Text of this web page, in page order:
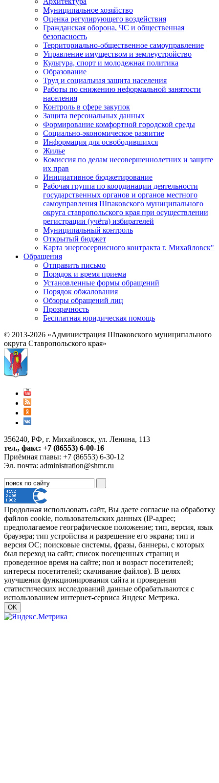
Муниципальное хозяйство
Оценка регулирующего воздействия
Гражданская оборона, ЧС и общественная
безопасность
Территориально-общественное самоуправление
Управление имуществом и землеустройство
Культура, спорт и молодежная политика
Образование
Труд и социальная защита населения
Работы по снижению неформальной занятости
населения
Контроль в сфере закупок
Защита персональных данных
Формирование комфортной городской среды
Социально-экономическое развитие
Информация для освободившихся
Жилье
Комиссия по делам несовершеннолетних и защите
их прав
Инициативное бюджетирование
Рабочая группа по координации деятельности
государственных органов и органов местного
самоуправления Шпаковского муниципального
округа ставропольского края при осуществлении
регистрации (учёта) избирателей
Муниципальный контроль
Открытый бюджет
Карта энергосервисного контракта г. Михайловск"
Обращения
Отправить письмо
Порядок и время приема
Установленные формы обращений
Порядок обжалования
Обзоры обращений лиц
Прозрачность
Бесплатная юридическая помощь
© 2013-2026 «Администрация Шпаковского муниципального
округа Ставропольского края»
356240, РФ, г. Михайловск, ул. Ленина, 113
тел., факс: +7 (86553) 6-00-16
Приёмная главы: +7 (86553) 6-30-12
Эл. почта: administration@shmr.ru
Продолжая использовать сайт, Вы даете согласие на обработку
файлов cookie, пользовательских данных (IP-адрес;
предполагаемое географическое положение; тип, версия, язык
браузера; тип устройства и разрешение его экрана; тип и
версия ОС; поисковые системы, фразы, баннеры, с которых
был переход на сайт; список посещенных страниц и
проведенное время на сайте; пол и возраст посетителей;
интересы посетителей; скачивание файлов). В целях
улучшения функционирования сайта и проведения
статистических исследований данные обрабатываются с
использованием интернет-сервиса Яндекс Метрика.
OK